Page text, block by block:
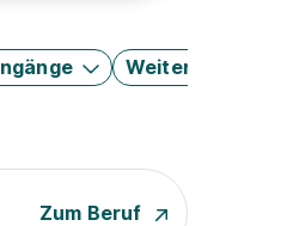
Weitere Filter
Zum Beruf